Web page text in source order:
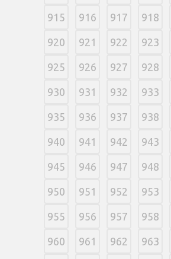
915 916 917 918
920 921 922 923
925 926 927 928
930 931 932 933
935 936 937 938
940 941 942 943
945 946 947 948
950 951 952 953
955 956 957 958
960 961 962 963